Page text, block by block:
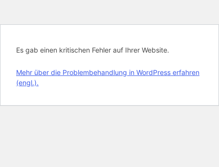
Es gab einen kritischen Fehler auf Ihrer Website.
Mehr über die Problembehandlung in WordPress erfahren
(engl.).